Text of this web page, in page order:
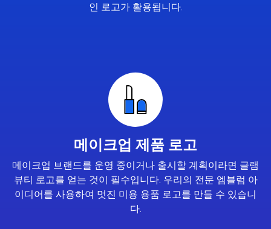
인 로고가 활용됩니다.
메이크업 제품 로고
메이크업 브랜드를 운영 중이거나 출시할 계획이라면 글램
뷰티 로고를 얻는 것이 필수입니다. 우리의 전문 엠블럼 아
이디어를 사용하여 멋진 미용 용품 로고를 만들 수 있습니
다.